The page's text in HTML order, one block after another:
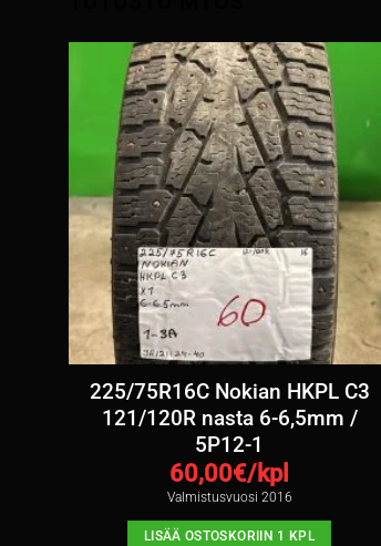
225/75R16C Nokian HKPL C3
121/120R nasta 6-6,5mm /
5P12-1
60,00€/kpl
Valmistusvuosi 2016
LISÄÄ OSTOSKORIIN 1 KPL